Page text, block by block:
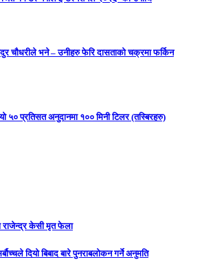
चौधरीले भने – उनीहरु फेरि दासताको चक्रमा फर्किन
५० प्रतिसत अनुदानमा १०० मिनी टिलर (तस्बिरहरु)
राजेन्द्र केसी मृत फेला
दियो बिबाद बारे पुनराबलोकन गर्ने अनुमति